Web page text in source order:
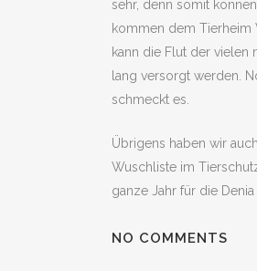
sehr, denn somit
kommen dem Tierheim
kann die Flut der vielen
lang versorgt werden.
schmeckt es.
Übrigens haben wir
Wuschliste im
ganze Jahr für die
NO COMMENTS